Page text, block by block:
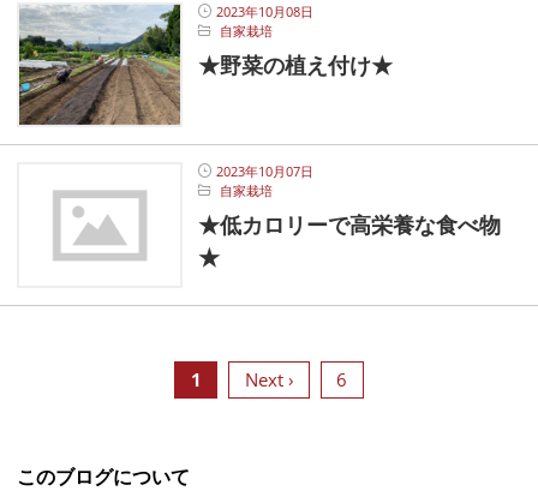
2023年10月08日
自家栽培
★野菜の植え付け★
2023年10月07日
自家栽培
★低カロリーで高栄養な食べ物
★
1 Next › 6
このブログについて